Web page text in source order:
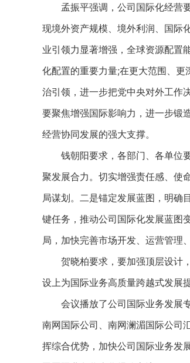
孟振平强调，公司国际化经营要
现境外资产规模、境外利润、国际
业引领力显著增强，全球资源配置
化配置的重要力量;在更大范围、
治引领，进一步把党中央对外工作
要聚焦增强国际影响力，进一步锻
经营协同发展的强大支撑。
钱朝阳要求，各部门、各单位要
聚发展合力。切实增强责任感、使
局谋划。二是锚定发展蓝图，明确
键任务，推动公司国际化发展蓝图
局，加快完善市场开发、运营管理
贺晓柏要求，要加强顶层设计，
设上为国际业务高质量跨越式发展
会议播放了公司国际业务发展专
南网国际公司、南网澜湄国际公司
挥综合优势，加快公司国际业务发